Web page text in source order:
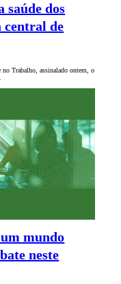
saúde dos
central de
no Trabalho, assinalado ontem, o
mundo
neste